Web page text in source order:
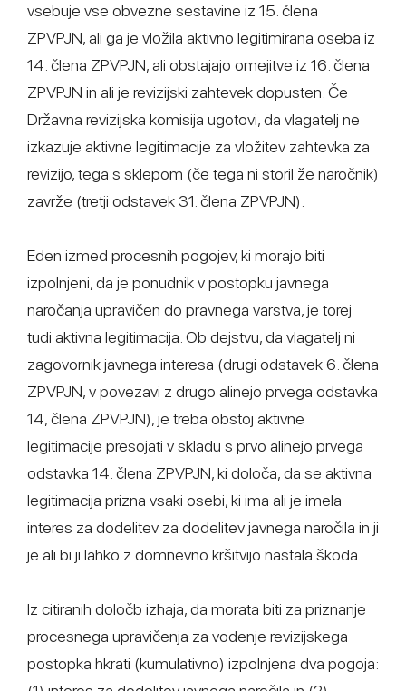
vsebuje vse obvezne sestavine iz 15. člena
ZPVPJN, ali ga je vložila aktivno legitimirana oseba iz
14. člena ZPVPJN, ali obstajajo omejitve iz 16. člena
ZPVPJN in ali je revizijski zahtevek dopusten. Če
Državna revizijska komisija ugotovi, da vlagatelj ne
izkazuje aktivne legitimacije za vložitev zahtevka za
revizijo, tega s sklepom (če tega ni storil že naročnik)
zavrže (tretji odstavek 31. člena ZPVPJN).
Eden izmed procesnih pogojev, ki morajo biti
izpolnjeni, da je ponudnik v postopku javnega
naročanja upravičen do pravnega varstva, je torej
tudi aktivna legitimacija. Ob dejstvu, da vlagatelj ni
zagovornik javnega interesa (drugi odstavek 6. člena
ZPVPJN, v povezavi z drugo alinejo prvega odstavka
14, člena ZPVPJN), je treba obstoj aktivne
legitimacije presojati v skladu s prvo alinejo prvega
odstavka 14. člena ZPVPJN, ki določa, da se aktivna
legitimacija prizna vsaki osebi, ki ima ali je imela
interes za dodelitev za dodelitev javnega naročila in ji
je ali bi ji lahko z domnevno kršitvijo nastala škoda.
Iz citiranih določb izhaja, da morata biti za priznanje
procesnega upravičenja za vodenje revizijskega
postopka hkrati (kumulativno) izpolnjena dva pogoja: